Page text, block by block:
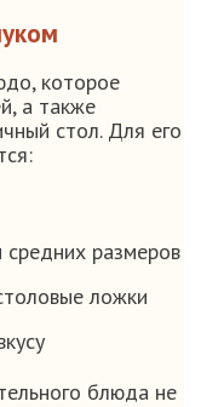
которое
а также
стол. Для его
размеров
ложки
блюда не